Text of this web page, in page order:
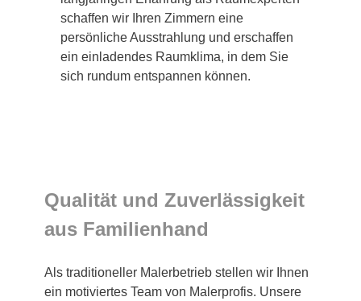
schaffen wir Ihren Zimmern eine
persönliche Ausstrahlung und erschaffen
ein einladendes Raumklima, in dem Sie
sich rundum entspannen können.
Qualität und Zuverlässigkeit
aus Familienhand
Als traditioneller Malerbetrieb stellen wir Ihnen
ein motiviertes Team von Malerprofis. Unsere